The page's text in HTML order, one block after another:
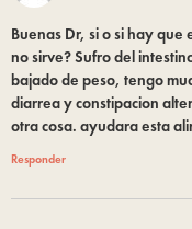
Buenas Dr, si o si hay que
no sirve? Sufro del
bajado de peso, tengo
diarrea y constipacion
otra cosa. ayudara esta
Responder